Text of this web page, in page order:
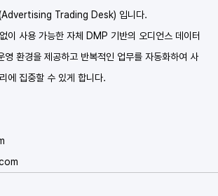
Trading Desk) 입니다.
이 사용 가능한 자체 DMP 기반의 오디언스 데이터
영 환경을 제공하고 반복적인 업무를 자동화하여 사
에 집중할 수 있게 합니다.